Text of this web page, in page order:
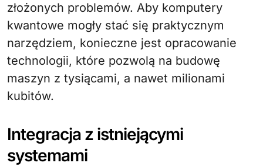
złożonych problemów. Aby komputery
kwantowe mogły stać się praktycznym
narzędziem, konieczne jest opracowanie
technologii, które pozwolą na budowę
maszyn z tysiącami, a nawet milionami
kubitów.
Integracja z istniejącymi
systemami